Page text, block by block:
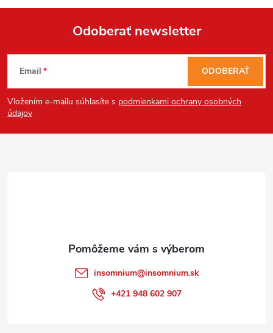
Z
á
p
Odoberať newsletter
Email
Vložením e-mailu súhlasíte s podmienkami ochrany osobných
údajov
ODOBERAŤ
insomnium@insomnium.sk
+421 948 602 907